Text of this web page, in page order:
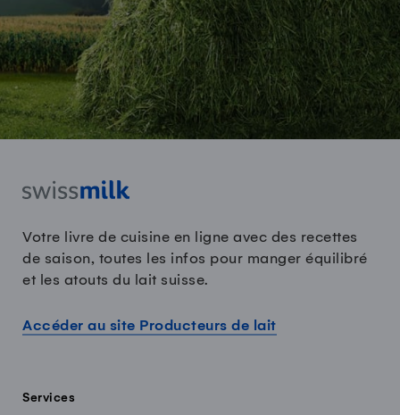
Votre livre de cuisine en ligne avec des recettes
de saison, toutes les infos pour manger équilibré
et les atouts du lait suisse.
Accéder au site Producteurs de lait
Services